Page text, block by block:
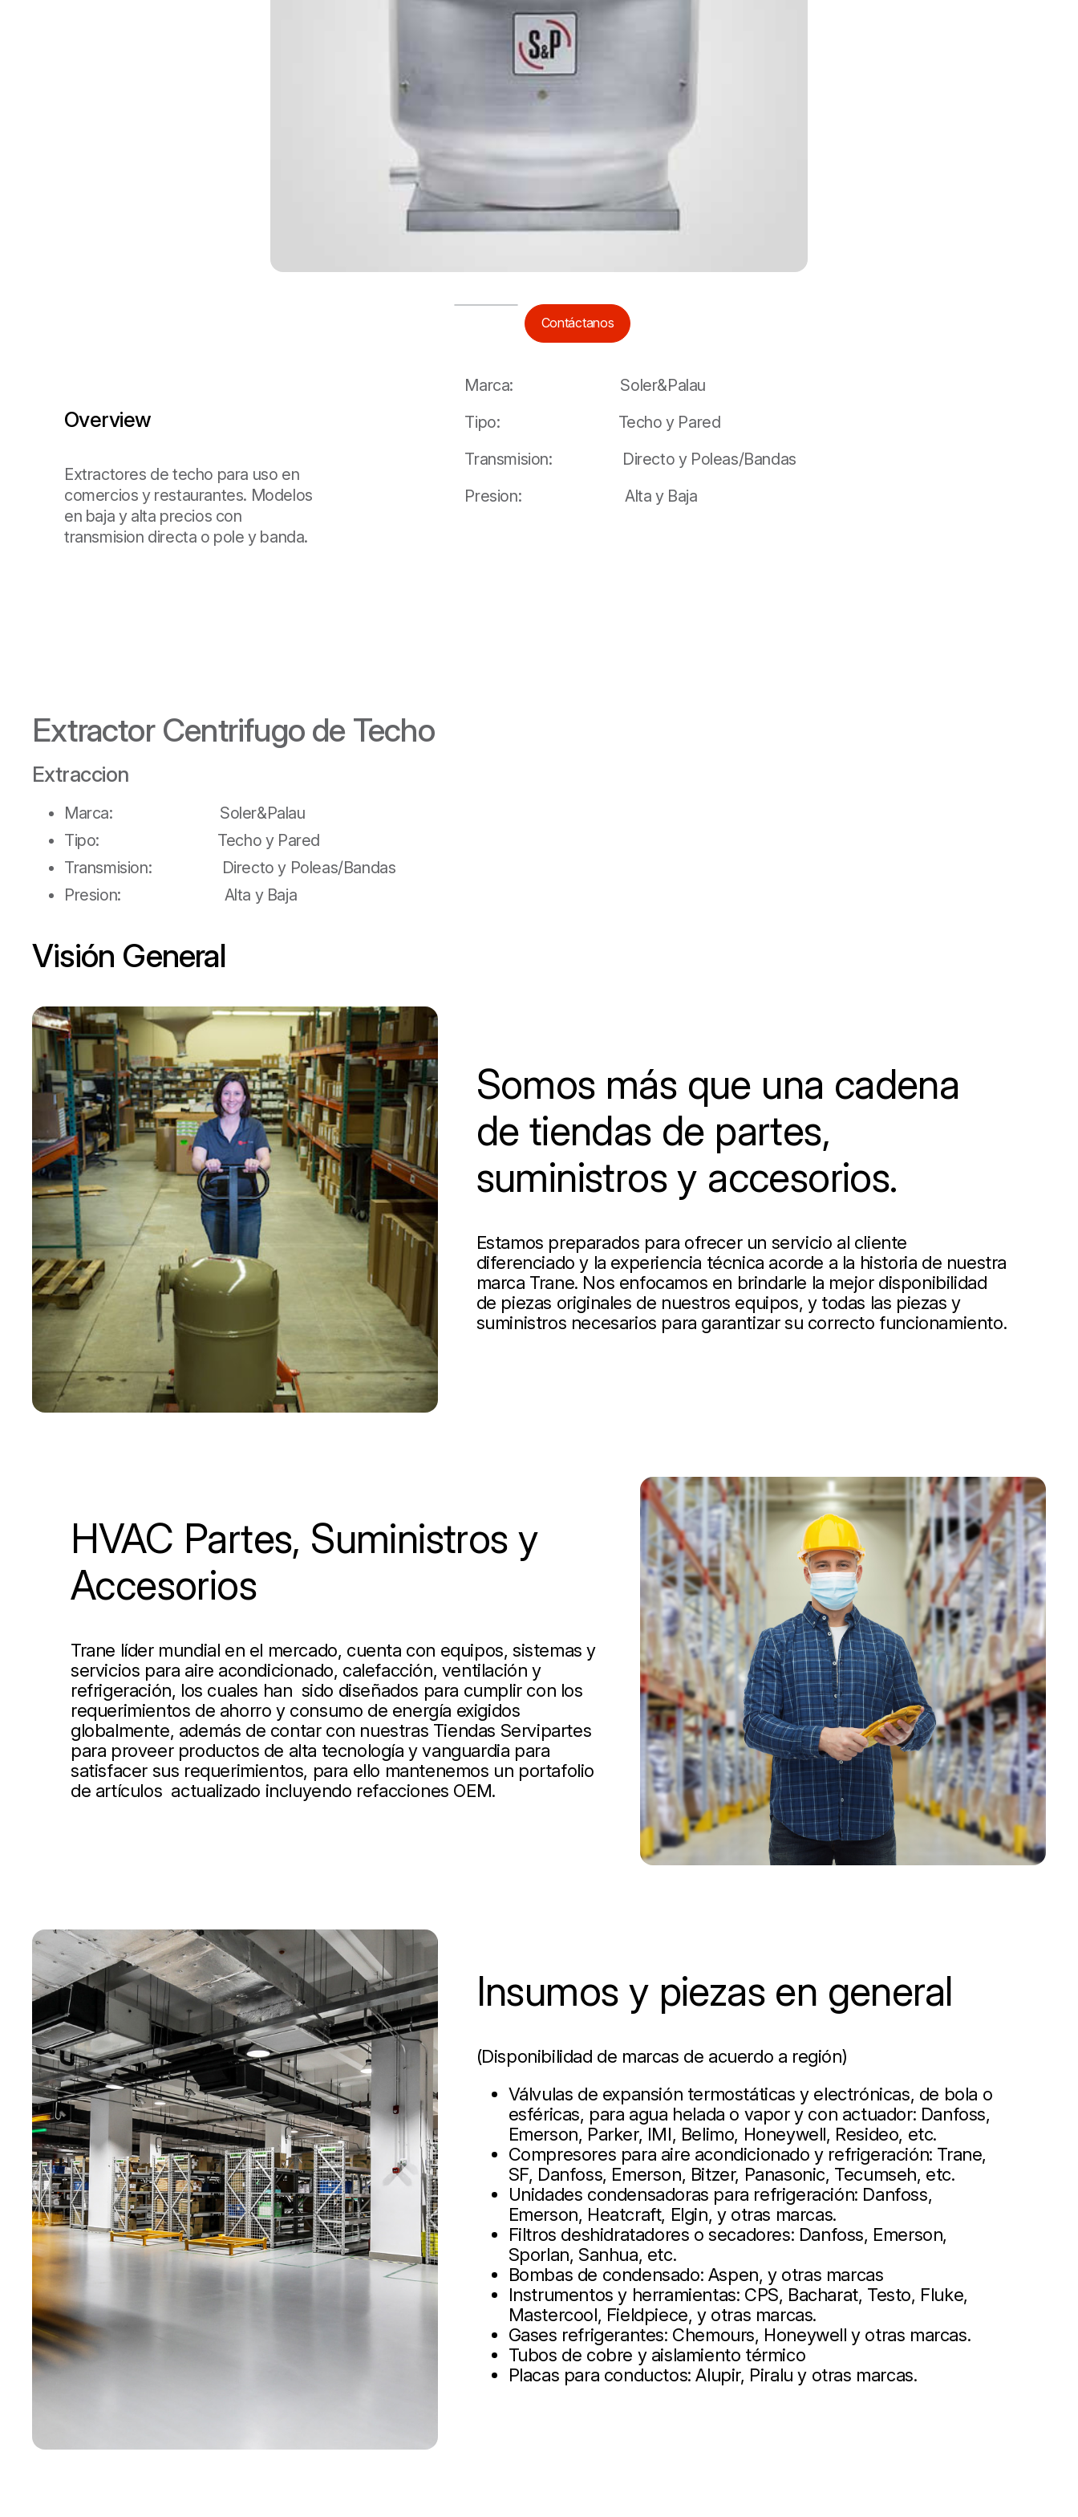
Contáctanos
Overview
Extractores de techo para uso en
comercios y restaurantes. Modelos
en baja y alta precios con
transmision directa o pole y banda.
Marca: Soler&Palau
Tipo: Techo y Pared
Transmision: Directo y Poleas/Bandas
Presion: Alta y Baja
Extractor Centrifugo de Techo
Extraccion
Marca: Soler&Palau
Tipo: Techo y Pared
Transmision: Directo y Poleas/Bandas
Presion: Alta y Baja
Visión General
Somos más que una cadena
de tiendas de partes,
suministros y accesorios.
Estamos preparados para ofrecer un servicio al cliente
diferenciado y la experiencia técnica acorde a la historia de nuestra
marca Trane. Nos enfocamos en brindarle la mejor disponibilidad
de piezas originales de nuestros equipos, y todas las piezas y
suministros necesarios para garantizar su correcto funcionamiento.
HVAC Partes, Suministros y
Accesorios
Trane líder mundial en el mercado, cuenta con equipos, sistemas y
servicios para aire acondicionado, calefacción, ventilación y
refrigeración, los cuales han sido diseñados para cumplir con los
requerimientos de ahorro y consumo de energía exigidos
globalmente, además de contar con nuestras Tiendas Servipartes
para proveer productos de alta tecnología y vanguardia para
satisfacer sus requerimientos, para ello mantenemos un portafolio
de artículos actualizado incluyendo refacciones OEM.
Insumos y piezas en general
(Disponibilidad de marcas de acuerdo a región)
Válvulas de expansión termostáticas y electrónicas, de bola o
esféricas, para agua helada o vapor y con actuador: Danfoss,
Emerson, Parker, IMI, Belimo, Honeywell, Resideo, etc.
Compresores para aire acondicionado y refrigeración: Trane,
SF, Danfoss, Emerson, Bitzer, Panasonic, Tecumseh, etc.
Unidades condensadoras para refrigeración: Danfoss,
Emerson, Heatcraft, Elgin, y otras marcas.
Filtros deshidratadores o secadores: Danfoss, Emerson,
Sporlan, Sanhua, etc.
Bombas de condensado: Aspen, y otras marcas
Instrumentos y herramientas: CPS, Bacharat, Testo, Fluke,
Mastercool, Fieldpiece, y otras marcas.
Gases refrigerantes: Chemours, Honeywell y otras marcas.
Tubos de cobre y aislamiento térmico
Placas para conductos: Alupir, Piralu y otras marcas.